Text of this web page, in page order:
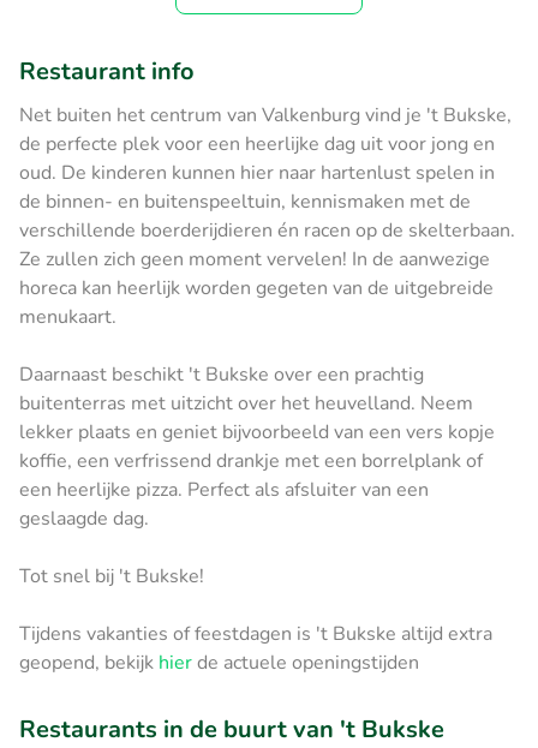
Restaurant info
Net buiten het centrum van Valkenburg vind je 't Bukske,
de perfecte plek voor een heerlijke dag uit voor jong en
oud. De kinderen kunnen hier naar hartenlust spelen in
de binnen- en buitenspeeltuin, kennismaken met de
verschillende boerderijdieren én racen op de skelterbaan.
Ze zullen zich geen moment vervelen! In de aanwezige
horeca kan heerlijk worden gegeten van de uitgebreide
menukaart.
Daarnaast beschikt 't Bukske over een prachtig
buitenterras met uitzicht over het heuvelland. Neem
lekker plaats en geniet bijvoorbeeld van een vers kopje
koffie, een verfrissend drankje met een borrelplank of
een heerlijke pizza. Perfect als afsluiter van een
geslaagde dag.
Tot snel bij 't Bukske!
Tijdens vakanties of feestdagen is 't Bukske altijd extra
geopend, bekijk hierde actuele openingstijden
Restaurants in de buurt van 't Bukske